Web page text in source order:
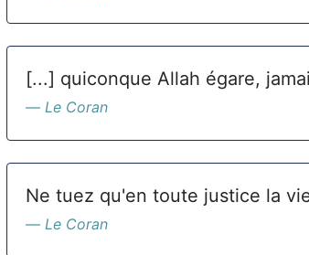
[...] quiconque Allah égare,
Le Coran
Ne tuez qu'en toute justice la
Le Coran